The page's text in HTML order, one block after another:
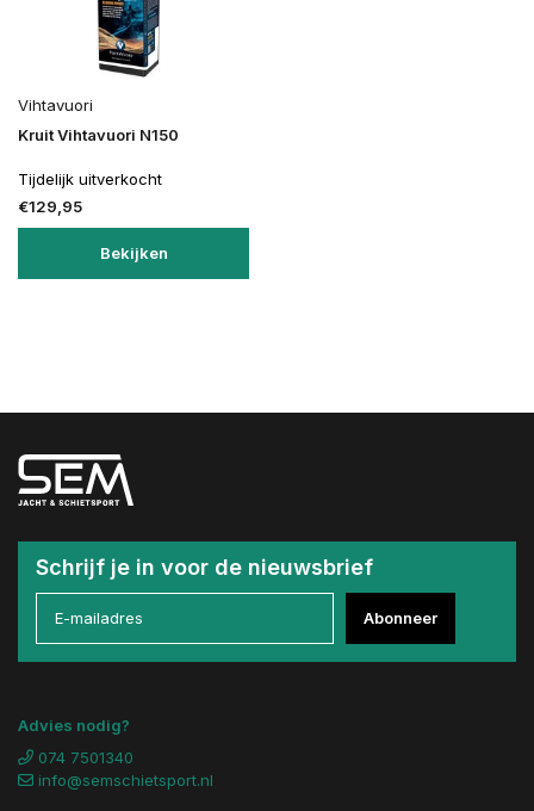
Vihtavuori
Kruit Vihtavuori N150
Tijdelijk uitverkocht
€129,95
Bekijken
Schrijf je in voor de nieuwsbrief
Abonneer
Advies nodig?
074 7501340
info@semschietsport.nl